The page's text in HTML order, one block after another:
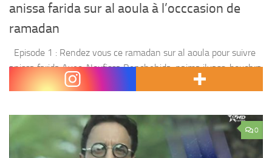
anissa farida sur al aoula à l’occcasion de
ramadan
Episode 1 : Rendez vous ce ramadan sur al aoula pour suivre
anissa farida Avec :Noufissa Benchehida, naima ilyass, bouchra
ahrich ,fatima ouchay,et d’autres
0